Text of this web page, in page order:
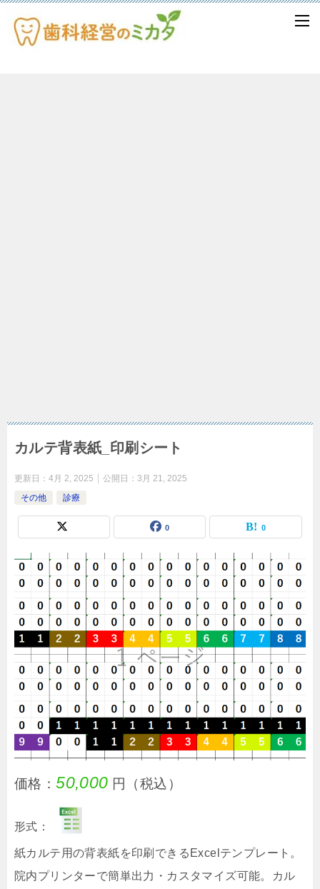
カルテ背表紙_印刷シート
更新日： 4月 2, 2025 公開日： 3月 21, 2025
その他
診療
0 0
価格：50,000 円（税込）
形式：
紙カルテ用の背表紙を印刷できるExcelテンプレート。
院内プリンターで簡単出力・カスタマイズ可能。カル